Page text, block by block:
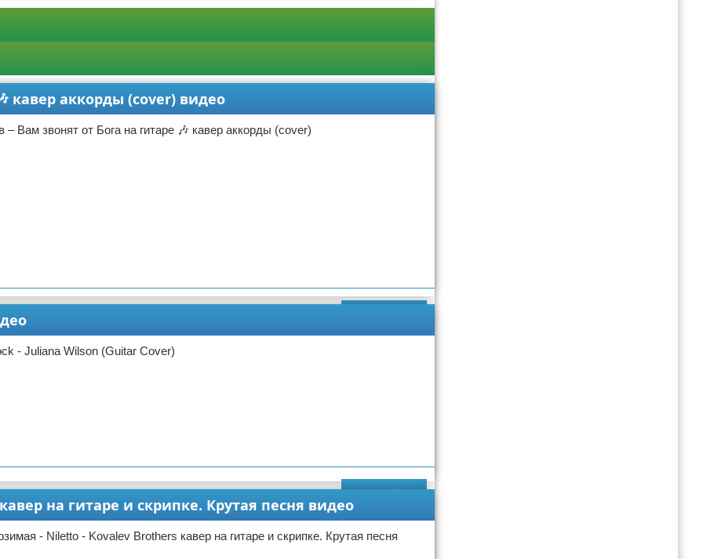
кавер аккорды (cover) видео
– Вам звонят от Бога на гитаре 🎶 кавер аккорды (cover)
- Juliana Wilson (Guitar Cover)
Подробнее
на гитаре и скрипке. Крутая песня видео
- Niletto - Kovalev Brothers кавер на гитаре и скрипке. Крутая песня